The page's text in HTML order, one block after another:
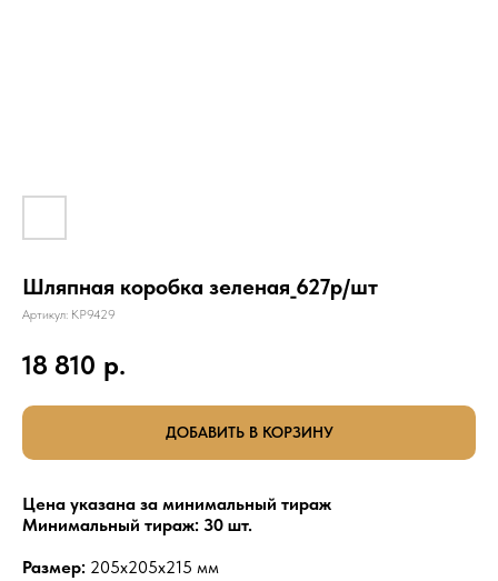
Шляпная коробка зеленая_627р/шт
Артикул: КР9429
18 810 р.
ДОБАВИТЬ В КОРЗИНУ
Цена указана за минимальный тираж
Минимальный тираж: 30 шт.
Размер: 205х205х215 мм